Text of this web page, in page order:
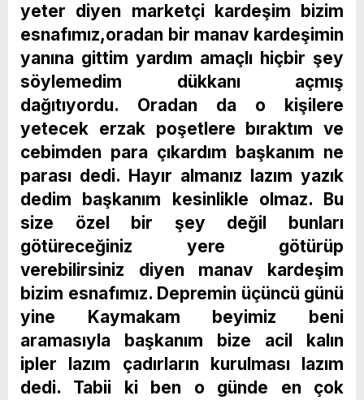
yeter diyen marketçi kardeşim bizim
esnafımız,oradan bir manav kardeşimin
yanına gittim yardım amaçlı hiçbir şey
söylemedim dükkanı açmış
dağıtıyordu. Oradan da o kişilere
yetecek erzak poşetlere bıraktım ve
cebimden para çıkardım başkanım ne
parası dedi. Hayır almanız lazım yazık
dedim başkanım kesinlikle olmaz. Bu
size özel bir şey değil bunları
götüreceğiniz yere götürüp
verebilirsiniz diyen manav kardeşim
bizim esnafımız. Depremin üçüncü günü
yine Kaymakam beyimiz beni
aramasıyla başkanım bize acil kalın
ipler lazım çadırların kurulması lazım
dedi. Tabii ki ben o günde en çok